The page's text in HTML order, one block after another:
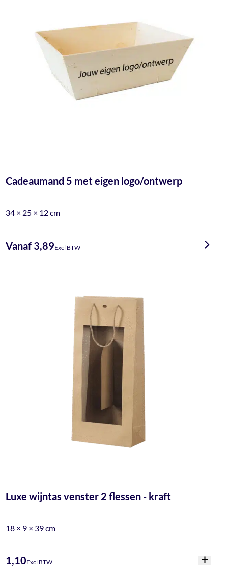
Cadeaumand 5 met eigen logo/ontwerp
34 × 25 × 12 cm
Vanaf 3,89Excl BTW
Luxe wijntas venster 2 flessen - kraft
18 × 9 × 39 cm
1,10Excl BTW